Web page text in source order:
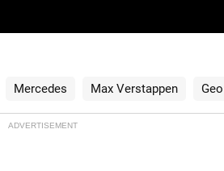
Mercedes Max Verstappen
ADVERTISEMENT